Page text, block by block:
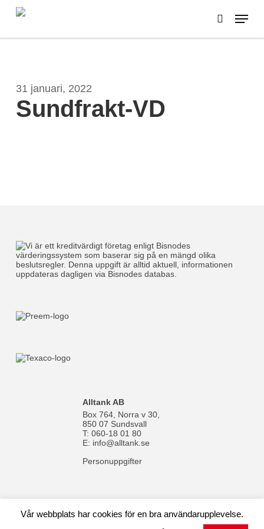
Skip
main
search
Menu
31 januari, 2022
Sundfrakt-VD
Alltank AB
Box 764, Norra v 30,
850 07 Sundsvall
T: 060-18 01 80
E: info@alltank.se
Personuppgifter
© 1970-2024 Alltank AB |Cookies| Av:WebMate
Vår webbplats har cookies för en bra användarupplevelse.